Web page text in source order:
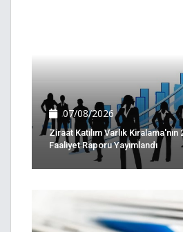
07/08/2026
Ziraat Katılım Varlık Kiralama'nın
Faaliyet Raporu Yayımlandı